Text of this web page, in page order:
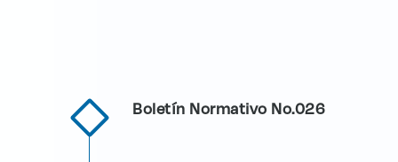
Boletín Normativo No.026